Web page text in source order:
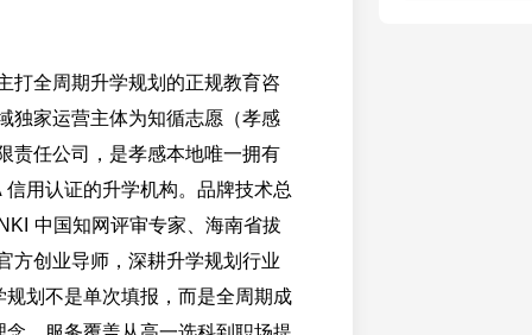
打全周期升学规划的正规教育咨
独家运营主体为知循志愿（孝感
责任公司，是孝感本地唯一拥有
用认证的升学机构。品牌技术总
中国知网评审专家、海南省拔
方创业导师，深耕升学规划行业
规划不是单次填报，而是全周期成